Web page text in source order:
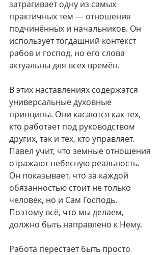
затрагивает одну из самых
практичных тем — отношения
подчинённых и начальников. Он
использует тогдашний контекст
рабов и господ, но его слова
актуальны для всех времён.
В этих наставлениях содержатся
универсальные духовные
принципы. Они касаются как тех,
кто работает под руководством
других, так и тех, кто управляет.
Павел учит, что земные отношения
отражают небесную реальность.
Он показывает, что за каждой
обязанностью стоит не только
человек, но и Сам Господь.
Поэтому всё, что мы делаем,
должно быть направлено к Нему.
Работа перестаёт быть просто